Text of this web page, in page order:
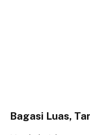
Bagasi Luas,